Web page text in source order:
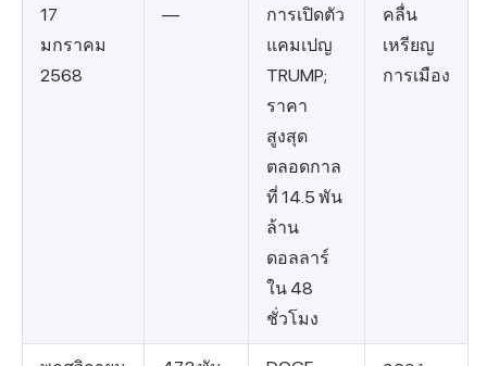
17
มกราคม
2568
—
การเปิดตัว
แคมเปญ
TRUMP;
ราคา
สูงสุด
ตลอดกาล
ที่ 14.5 พัน
ล้าน
ดอลลาร์
ใน 48
ชั่วโมง
คลื่น
เหรียญ
การเมือง